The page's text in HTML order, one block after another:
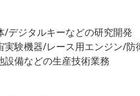
/デジタルキーなどの研究開発
実験機器/レース用エンジン/
設備などの生産技術業務